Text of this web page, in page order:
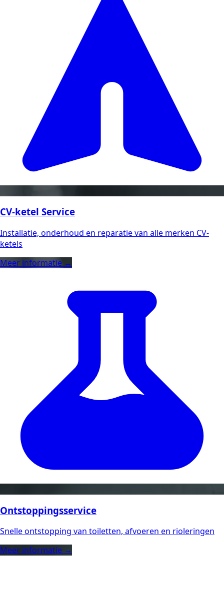
CV-ketel Service
Installatie, onderhoud en reparatie van alle merken CV-
ketels
Meer informatie →
Ontstoppingsservice
Snelle ontstopping van toiletten, afvoeren en rioleringen
Meer informatie →